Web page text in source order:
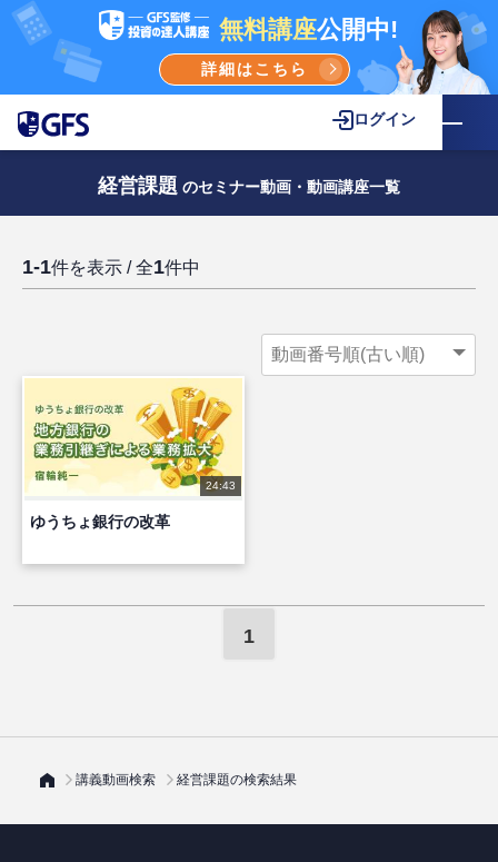
無料講座公開中!
詳細はこちら
ログイン
経営課題 のセミナー動画・動画講座一覧
1-1件を表示 / 全1件中
24:43
ゆうちょ銀行の改革
1
講義動画検索 経営課題の検索結果